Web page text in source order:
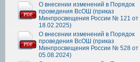
О внесении изменений в Порядок
проведения ВсОШ (приказ
Минпросвещения России № 121 от
18.02.2025)
О внесении изменений в Порядок
проведения ВсОШ (приказ
Минпросвещения России № 528 от
05.08.2024)